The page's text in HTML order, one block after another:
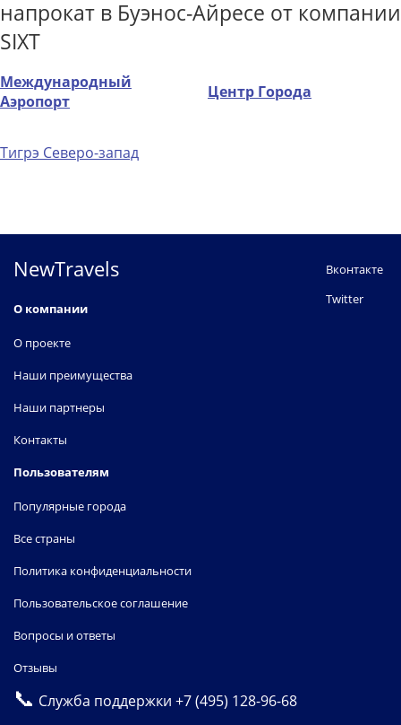
напрокат в Буэнос-Айресе от компании
SIXT
Международный
Аэропорт
Центр Города
Тигрэ Северо-запад
NewTravels
О компании
О проекте
Наши преимущества
Наши партнеры
Контакты
Пользователям
Популярные города
Все страны
Политика конфиденциальности
Пользовательское соглашение
Вопросы и ответы
Отзывы
Вконтакте
Twitter
📞 Служба поддержки +7 (495) 128-96-68